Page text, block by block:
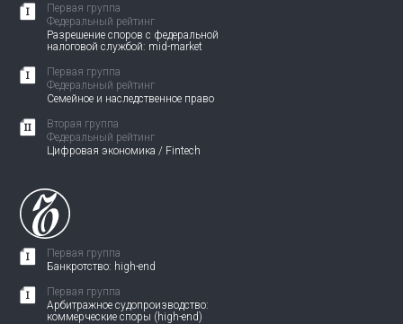
Первая группа
Федеральный рейтинг
Разрешение споров с федеральной
налоговой службой: mid-market
Первая группа
Федеральный рейтинг
Семейное и наследственное право
Вторая группа
Федеральный рейтинг
Цифровая экономика / Fintech
Первая группа
Банкротство: high-end
Первая группа
Арбитражное судопроизводство:
коммерческие споры (high-end)